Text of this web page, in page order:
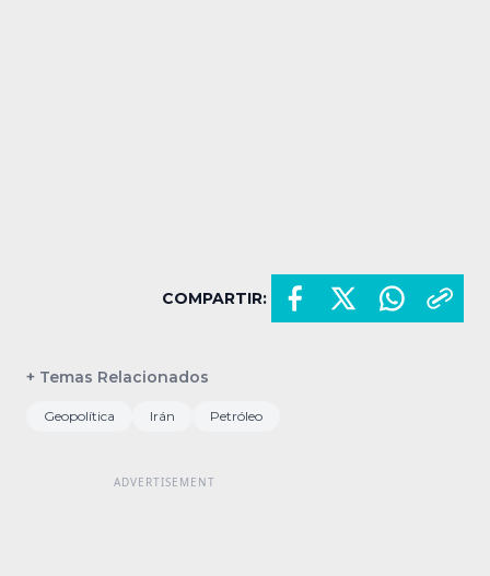
COMPARTIR:
+ Temas Relacionados
Geopolítica Irán Petróleo